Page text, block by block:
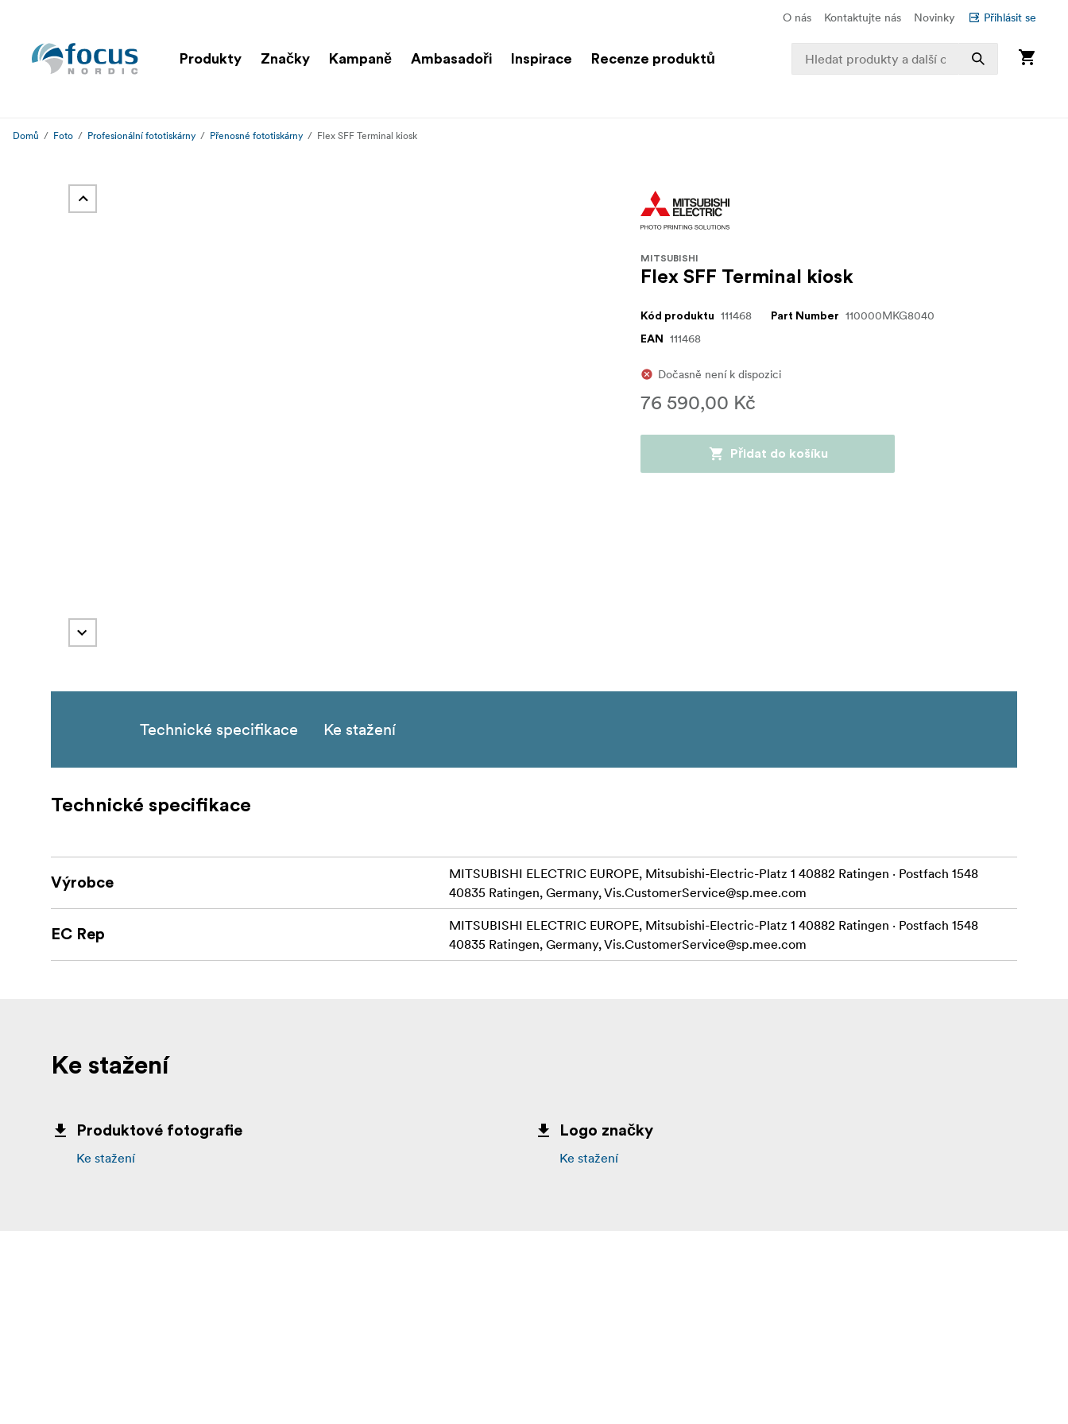
O nás Kontaktujte nás Novinky Přihlásit se
Produkty Značky Kampaně Ambasadoři Inspirace Recenze produktů
Domů Foto Profesionální fototiskárny Přenosné fototiskárny Flex SFF Terminal kiosk
MITSUBISHI
Flex SFF Terminal kiosk
Kód produktu 111468 Part Number 110000MKG8040
EAN 111468
Dočasně není k dispozici
76 590,00 Kč
Přidat do košíku
Technické specifikace Ke stažení
Technické specifikace
Výrobce
MITSUBISHI ELECTRIC EUROPE, Mitsubishi-Electric-Platz 1 40882 Ratingen · Postfach 1548
40835 Ratingen, Germany,Vis.CustomerService@sp.mee.com
EC Rep
MITSUBISHI ELECTRIC EUROPE, Mitsubishi-Electric-Platz 1 40882 Ratingen · Postfach 1548
40835 Ratingen, Germany,Vis.CustomerService@sp.mee.com
Ke stažení
Produktové fotografie
Ke stažení
Logo značky
Ke stažení